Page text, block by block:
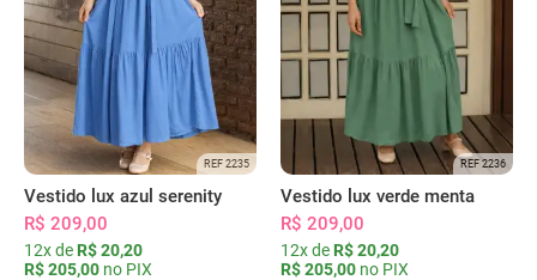
REF 2235
Vestido lux azul serenity
R$ 209,00
12x de R$ 20,20
R$ 205,00 no PIX
REF 2236
Vestido lux verde menta
R$ 209,00
12x de R$ 20,20
R$ 205,00 no PIX